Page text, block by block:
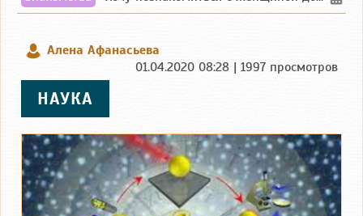
Алена Афанасьева
01.04.2020 08:28 | 1997 просмотров
НАУКА